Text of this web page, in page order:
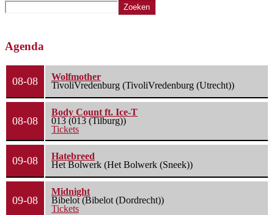
Zoeken
Agenda
08-08
Wolfmother
TivoliVredenburg (TivoliVredenburg (Utrecht))
08-08
Body Count ft. Ice-T
013 (013 (Tilburg))
Tickets
09-08
Hatebreed
Het Bolwerk (Het Bolwerk (Sneek))
09-08
Midnight
Bibelot (Bibelot (Dordrecht))
Tickets